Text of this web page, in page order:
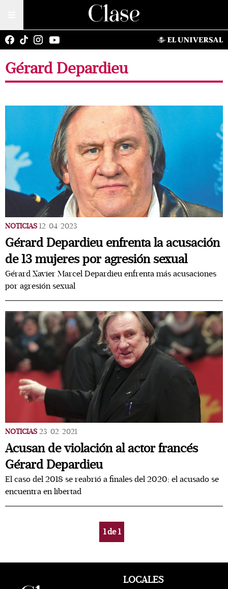
Gérard Depardieu
NOTICIAS 12/04/2023
Gérard Depardieu enfrenta la acusación
de 13 mujeres por agresión sexual
Gérard Xavier Marcel Depardieu enfrenta más acusaciones
por agresión sexual
NOTICIAS 23/02/2021
Acusan de violación al actor francés
Gérard Depardieu
El caso del 2018 se reabrió a finales del 2020; el acusado se
encuentra en libertad
1de1
LOCALES